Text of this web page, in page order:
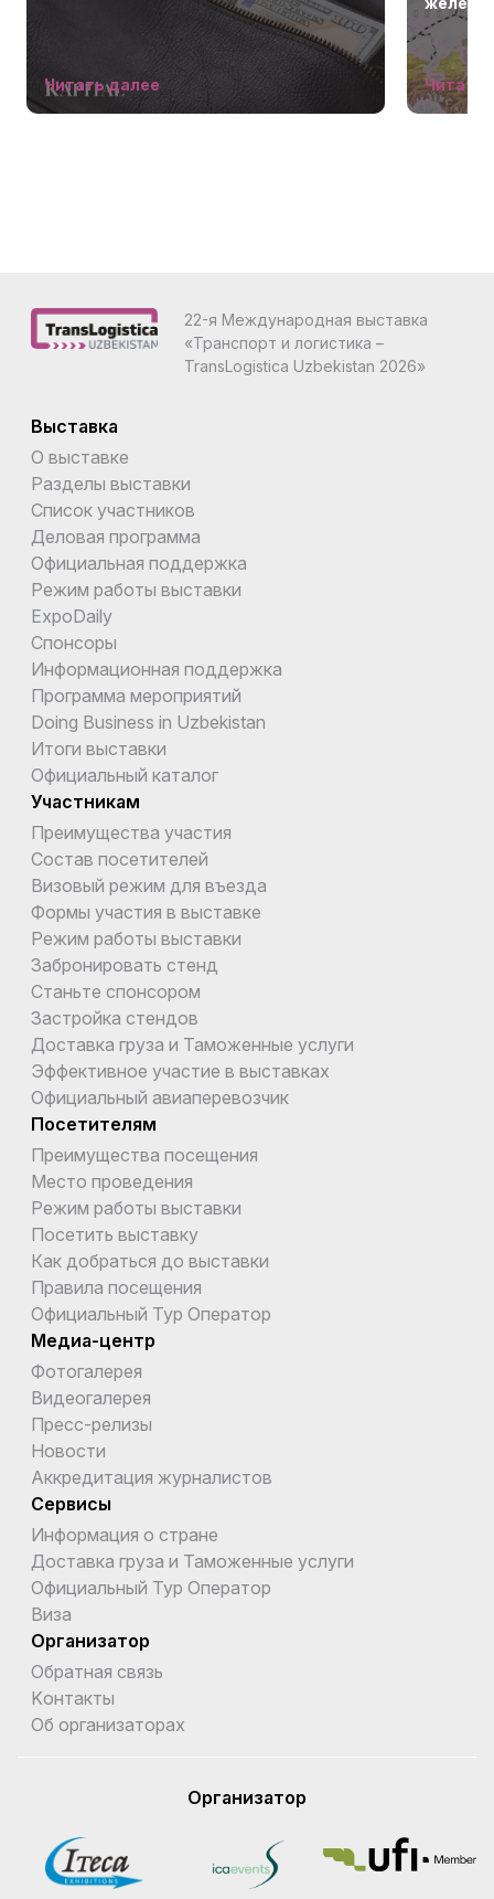
Читать далее
Читать
22-я Международная выставка
«Транспорт и логистика –
TransLogistica Uzbekistan 2026»
Выставка
О выставке
Разделы выставки
Список участников
Деловая программа
Официальная поддержка
Режим работы выставки
ExpoDaily
Спонсоры
Информационная поддержка
Программа мероприятий
Doing Business in Uzbekistan
Итоги выставки
Официальный каталог
Участникам
Преимущества участия
Состав посетителей
Визовый режим для въезда
Формы участия в выставке
Режим работы выставки
Забронировать стенд
Станьте спонсором
Застройка стендов
Доставка груза и Таможенные услуги
Эффективное участие в выставках
Официальный авиаперевозчик
Посетителям
Преимущества посещения
Место проведения
Режим работы выставки
Посетить выставку
Как добраться до выставки
Правила посещения
Официальный Тур Оператор
Медиа-центр
Фотогалерея
Видеогалерея
Пресс-релизы
Новости
Аккредитация журналистов
Сервисы
Информация о стране
Доставка груза и Таможенные услуги
Официальный Тур Оператор
Виза
Организатор
Обратная связь
Kонтакты
Об организаторах
Организатор